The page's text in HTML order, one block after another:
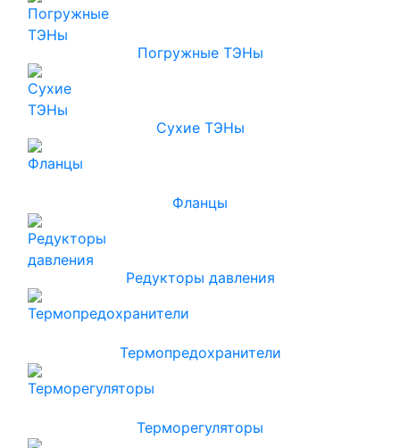
Погружные ТЭНы
Сухие ТЭНы
Фланцы
Редукторы давления
Термопредохранители
Терморегуляторы